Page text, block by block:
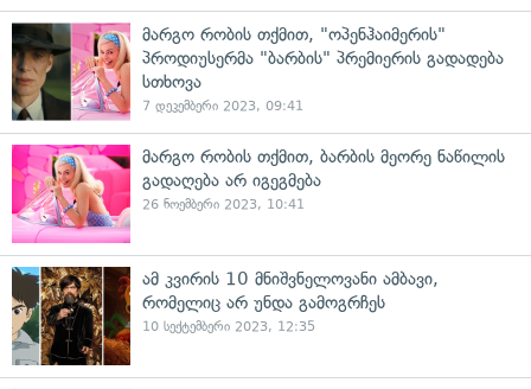
მარგო რობის თქმით, "ოპენჰაიმერის"
პროდიუსერმა "ბარბის" პრემიერის გადადება
სთხოვა
7 დეკემბერი 2023, 09:41
მარგო რობის თქმით, ბარბის მეორე ნაწილის
გადაღება არ იგეგმება
26 ნოემბერი 2023, 10:41
ამ კვირის 10 მნიშვნელოვანი ამბავი,
რომელიც არ უნდა გამოგრჩეს
10 სექტემბერი 2023, 12:35